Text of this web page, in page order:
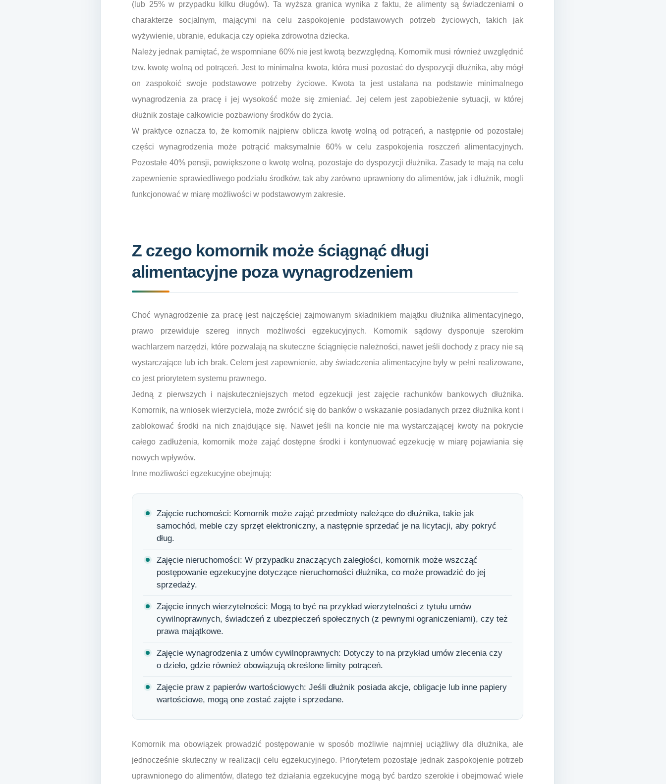
(lub 25% w przypadku kilku długów). Ta wyższa granica wynika z faktu, że alimenty są świadczeniami o
charakterze socjalnym, mającymi na celu zaspokojenie podstawowych potrzeb życiowych, takich jak
wyżywienie, ubranie, edukacja czy opieka zdrowotna dziecka.
Należy jednak pamiętać, że wspomniane 60% nie jest kwotą bezwzględną. Komornik musi również uwzględnić
tzw. kwotę wolną od potrąceń. Jest to minimalna kwota, która musi pozostać do dyspozycji dłużnika, aby mógł
on zaspokoić swoje podstawowe potrzeby życiowe. Kwota ta jest ustalana na podstawie minimalnego
wynagrodzenia za pracę i jej wysokość może się zmieniać. Jej celem jest zapobieżenie sytuacji, w której
dłużnik zostaje całkowicie pozbawiony środków do życia.
W praktyce oznacza to, że komornik najpierw oblicza kwotę wolną od potrąceń, a następnie od pozostałej
części wynagrodzenia może potrącić maksymalnie 60% w celu zaspokojenia roszczeń alimentacyjnych.
Pozostałe 40% pensji, powiększone o kwotę wolną, pozostaje do dyspozycji dłużnika. Zasady te mają na celu
zapewnienie sprawiedliwego podziału środków, tak aby zarówno uprawniony do alimentów, jak i dłużnik, mogli
funkcjonować w miarę możliwości w podstawowym zakresie.
Z czego komornik może ściągnąć długi
alimentacyjne poza wynagrodzeniem
Choć wynagrodzenie za pracę jest najczęściej zajmowanym składnikiem majątku dłużnika alimentacyjnego,
prawo przewiduje szereg innych możliwości egzekucyjnych. Komornik sądowy dysponuje szerokim
wachlarzem narzędzi, które pozwalają na skuteczne ściągnięcie należności, nawet jeśli dochody z pracy nie są
wystarczające lub ich brak. Celem jest zapewnienie, aby świadczenia alimentacyjne były w pełni realizowane,
co jest priorytetem systemu prawnego.
Jedną z pierwszych i najskuteczniejszych metod egzekucji jest zajęcie rachunków bankowych dłużnika.
Komornik, na wniosek wierzyciela, może zwrócić się do banków o wskazanie posiadanych przez dłużnika kont i
zablokować środki na nich znajdujące się. Nawet jeśli na koncie nie ma wystarczającej kwoty na pokrycie
całego zadłużenia, komornik może zająć dostępne środki i kontynuować egzekucję w miarę pojawiania się
nowych wpływów.
Inne możliwości egzekucyjne obejmują:
Zajęcie ruchomości: Komornik może zająć przedmioty należące do dłużnika, takie jak
samochód, meble czy sprzęt elektroniczny, a następnie sprzedać je na licytacji, aby pokryć
dług.
Zajęcie nieruchomości: W przypadku znaczących zaległości, komornik może wszcząć
postępowanie egzekucyjne dotyczące nieruchomości dłużnika, co może prowadzić do jej
sprzedaży.
Zajęcie innych wierzytelności: Mogą to być na przykład wierzytelności z tytułu umów
cywilnoprawnych, świadczeń z ubezpieczeń społecznych (z pewnymi ograniczeniami), czy też
prawa majątkowe.
Zajęcie wynagrodzenia z umów cywilnoprawnych: Dotyczy to na przykład umów zlecenia czy
o dzieło, gdzie również obowiązują określone limity potrąceń.
Zajęcie praw z papierów wartościowych: Jeśli dłużnik posiada akcje, obligacje lub inne papiery
wartościowe, mogą one zostać zajęte i sprzedane.
Komornik ma obowiązek prowadzić postępowanie w sposób możliwie najmniej uciążliwy dla dłużnika, ale
jednocześnie skuteczny w realizacji celu egzekucyjnego. Priorytetem pozostaje jednak zaspokojenie potrzeb
uprawnionego do alimentów, dlatego też działania egzekucyjne mogą być bardzo szerokie i obejmować wiele